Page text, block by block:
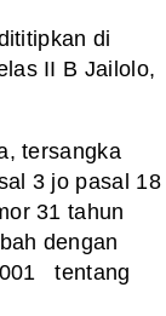
di
II B Jailolo,
tersangka
3 jo pasal 18
31 tahun
dengan
tentang